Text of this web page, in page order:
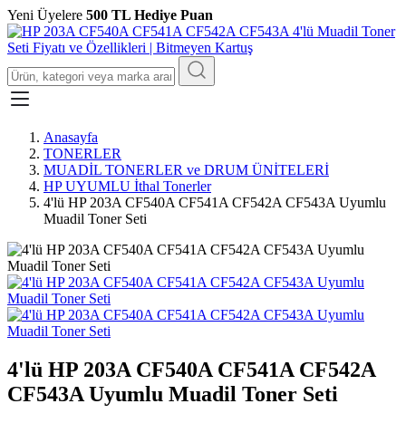
Yeni Üyelere 500 TL Hediye Puan
Anasayfa
TONERLER
MUADİL TONERLER ve DRUM ÜNİTELERİ
HP UYUMLU İthal Tonerler
4'lü HP 203A CF540A CF541A CF542A CF543A Uyumlu
Muadil Toner Seti
4'lü HP 203A CF540A CF541A CF542A
CF543A Uyumlu Muadil Toner Seti